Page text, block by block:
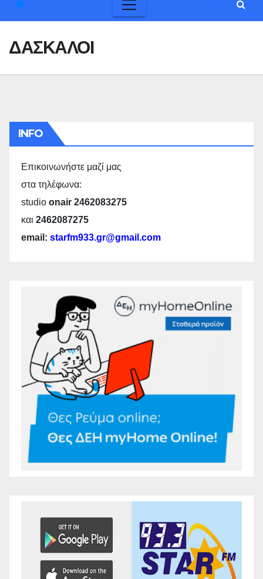
ΔΑΣΚΑΛΟΙ
INFO
Επικοινωνήστε μαζί μας
στα τηλέφωνα:
studio onair 2462083275
και 2462087275
email: starfm933.gr@gmail.com